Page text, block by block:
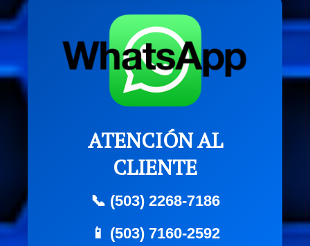
ATENCIÓN AL
CLIENTE
📞 (503) 2268-7186
📱 (503) 7160-2592